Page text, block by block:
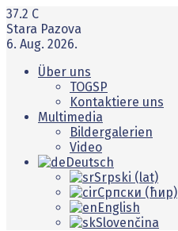
37.2 C
Stara Pazova
6. Aug. 2026.
Über uns
TOGSP
Kontaktiere uns
Multimedia
Bildergalerien
Video
Deutsch
Srpski (lat)
Српски (ћир)
English
Slovenčina